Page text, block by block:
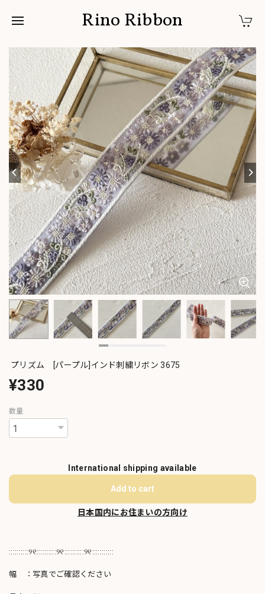
Rino Ribbon
プリズム [パープル]インド刺繍リボン 3675
¥330
数量
International shipping available
Add to cart
日本国内にお住まいの方向け
::::::::::୨୧::::::::::୨୧::::::::::୨୧:::::::::::
幅 ：写真でご確認ください